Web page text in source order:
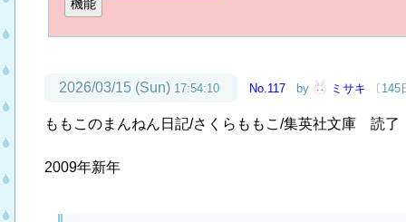
2026/03/15 (Sun) 17:54:10 No.117 by ミサキ 〔
ももこのまんねん日記/さくらももこ/集英社文庫 読了
2009年新年